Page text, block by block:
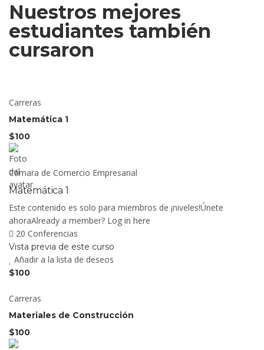
Nuestros mejores
estudiantes también
cursaron
Carreras
Matemática 1
$100
Cámara de Comercio Empresarial
Matemática 1
Este contenido es solo para miembros de ¡niveles!Únete
ahoraAlready a member? Log in here
20 Conferencias
Vista previa de este curso
Añadir a la lista de deseos
$100
Carreras
Materiales de Construcción
$100